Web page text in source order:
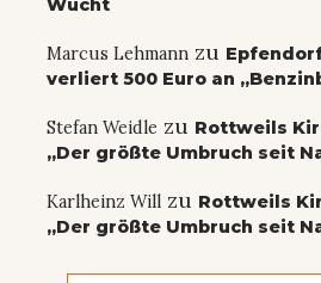
Wucht
Marcus Lehmann zu
verliert 500 Euro an
Stefan Weidle zu Rottweils
„Der größte Umbruch seit
Karlheinz Will zu Rottweils
„Der größte Umbruch seit